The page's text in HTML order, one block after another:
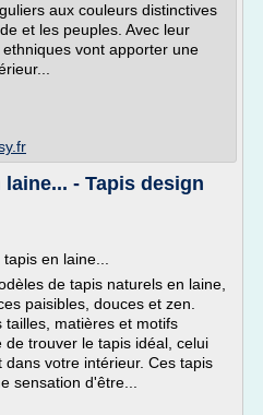
aux couleurs distinctives
et les peuples. Avec leur
vont apporter une
- Tapis design
en laine...
de tapis naturels en laine,
paisibles, douces et zen.
tailles, matières et motifs
trouver le tapis idéal, celui
votre intérieur. Ces tapis
sensation d'être...